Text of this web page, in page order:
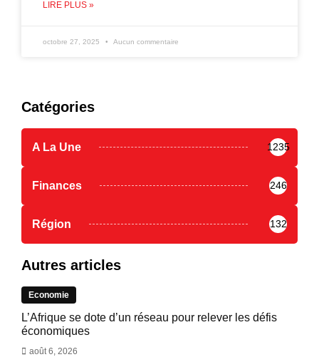
LIRE PLUS »
octobre 27, 2025 Aucun commentaire
Catégories
A La Une 1235
Finances 246
Région 132
Autres articles
Economie
L’Afrique se dote d’un réseau pour relever les défis
économiques
août 6, 2026